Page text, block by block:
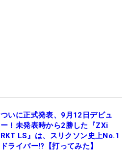
ついに正式発表、9月12日デビュ
ー！未発表時から2勝した『ZXi
RKT LS』は、スリクソン史上No.1
ドライバー!?【打ってみた】